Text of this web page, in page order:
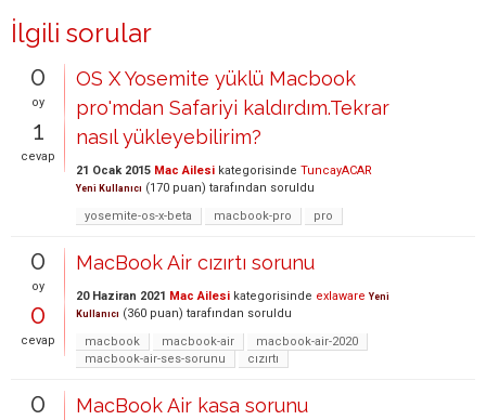
İlgili sorular
0
oy
1
cevap
OS X Yosemite yüklü Macbook
pro'mdan Safariyi kaldırdım.Tekrar
nasıl yükleyebilirim?
21 Ocak 2015 Mac Ailesi kategorisinde TuncayACAR
Yeni Kullanıcı (170 puan) tarafından soruldu
yosemite-os-x-beta
macbook-pro pro
0
oy
0
cevap
MacBook Air cızırtı sorunu
20 Haziran 2021 Mac Ailesi kategorisinde exlaware Yeni
Kullanıcı (360 puan) tarafından soruldu
macbook
macbook-air
macbook-air-2020
macbook-air-ses-sorunu
cızırtı
0 MacBook Air kasa sorunu